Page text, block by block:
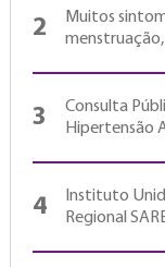
2
Muitos
3
Consulta
Hipertensão
4
Instituto
Regional